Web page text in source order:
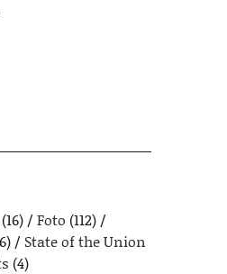
(16) Foto (112)
State of the Union
(4)